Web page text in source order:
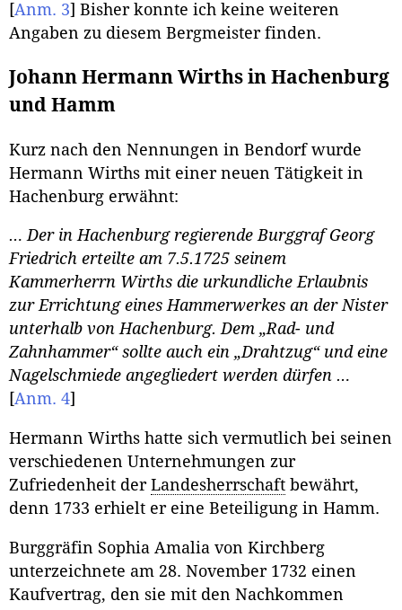
[Anm. 3] Bisher konnte ich keine weiteren
Angaben zu diesem Bergmeister finden.
Johann Hermann Wirths in Hachenburg
und Hamm
Kurz nach den Nennungen in Bendorf wurde
Hermann Wirths mit einer neuen Tätigkeit in
Hachenburg erwähnt:
… Der in Hachenburg regierende Burggraf Georg
Friedrich erteilte am 7.5.1725 seinem
Kammerherrn Wirths die urkundliche Erlaubnis
zur Errichtung eines Hammerwerkes an der Nister
unterhalb von Hachenburg. Dem „Rad- und
Zahnhammer“ sollte auch ein „Drahtzug“ und eine
Nagelschmiede angegliedert werden dürfen …
[Anm. 4]
Hermann Wirths hatte sich vermutlich bei seinen
verschiedenen Unternehmungen zur
Zufriedenheit der Landesherrschaft bewährt,
denn 1733 erhielt er eine Beteiligung in Hamm.
Burggräfin Sophia Amalia von Kirchberg
unterzeichnete am 28. November 1732 einen
Kaufvertrag, den sie mit den Nachkommen